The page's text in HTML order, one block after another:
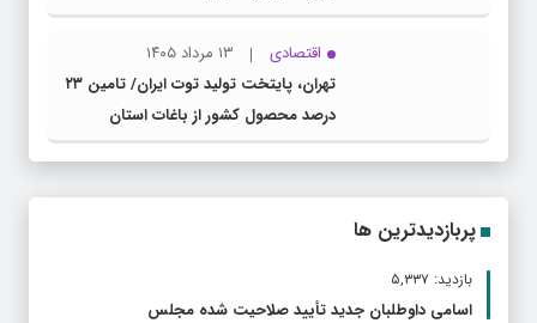
اقتصادی
۱۳ مرداد ۱۴۰۵
تهران، پایتخت تولید توت ایران/ تامین ۲۳
درصد محصول کشور از باغات استان
پربازدیدترین ها
بازدید: ۵,۳۳۷
اسامی داوطلبان جدید تأیید صلاحیت شده مجلس